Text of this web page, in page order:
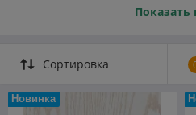
Коллекция "Экзотик"Показать
Сортировка
Новинка